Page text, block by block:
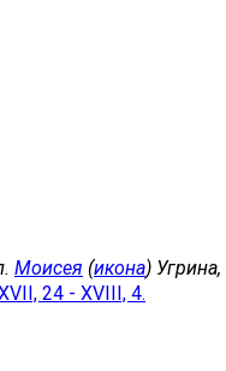
Моисея (икона)
24 - XVIII, 4.